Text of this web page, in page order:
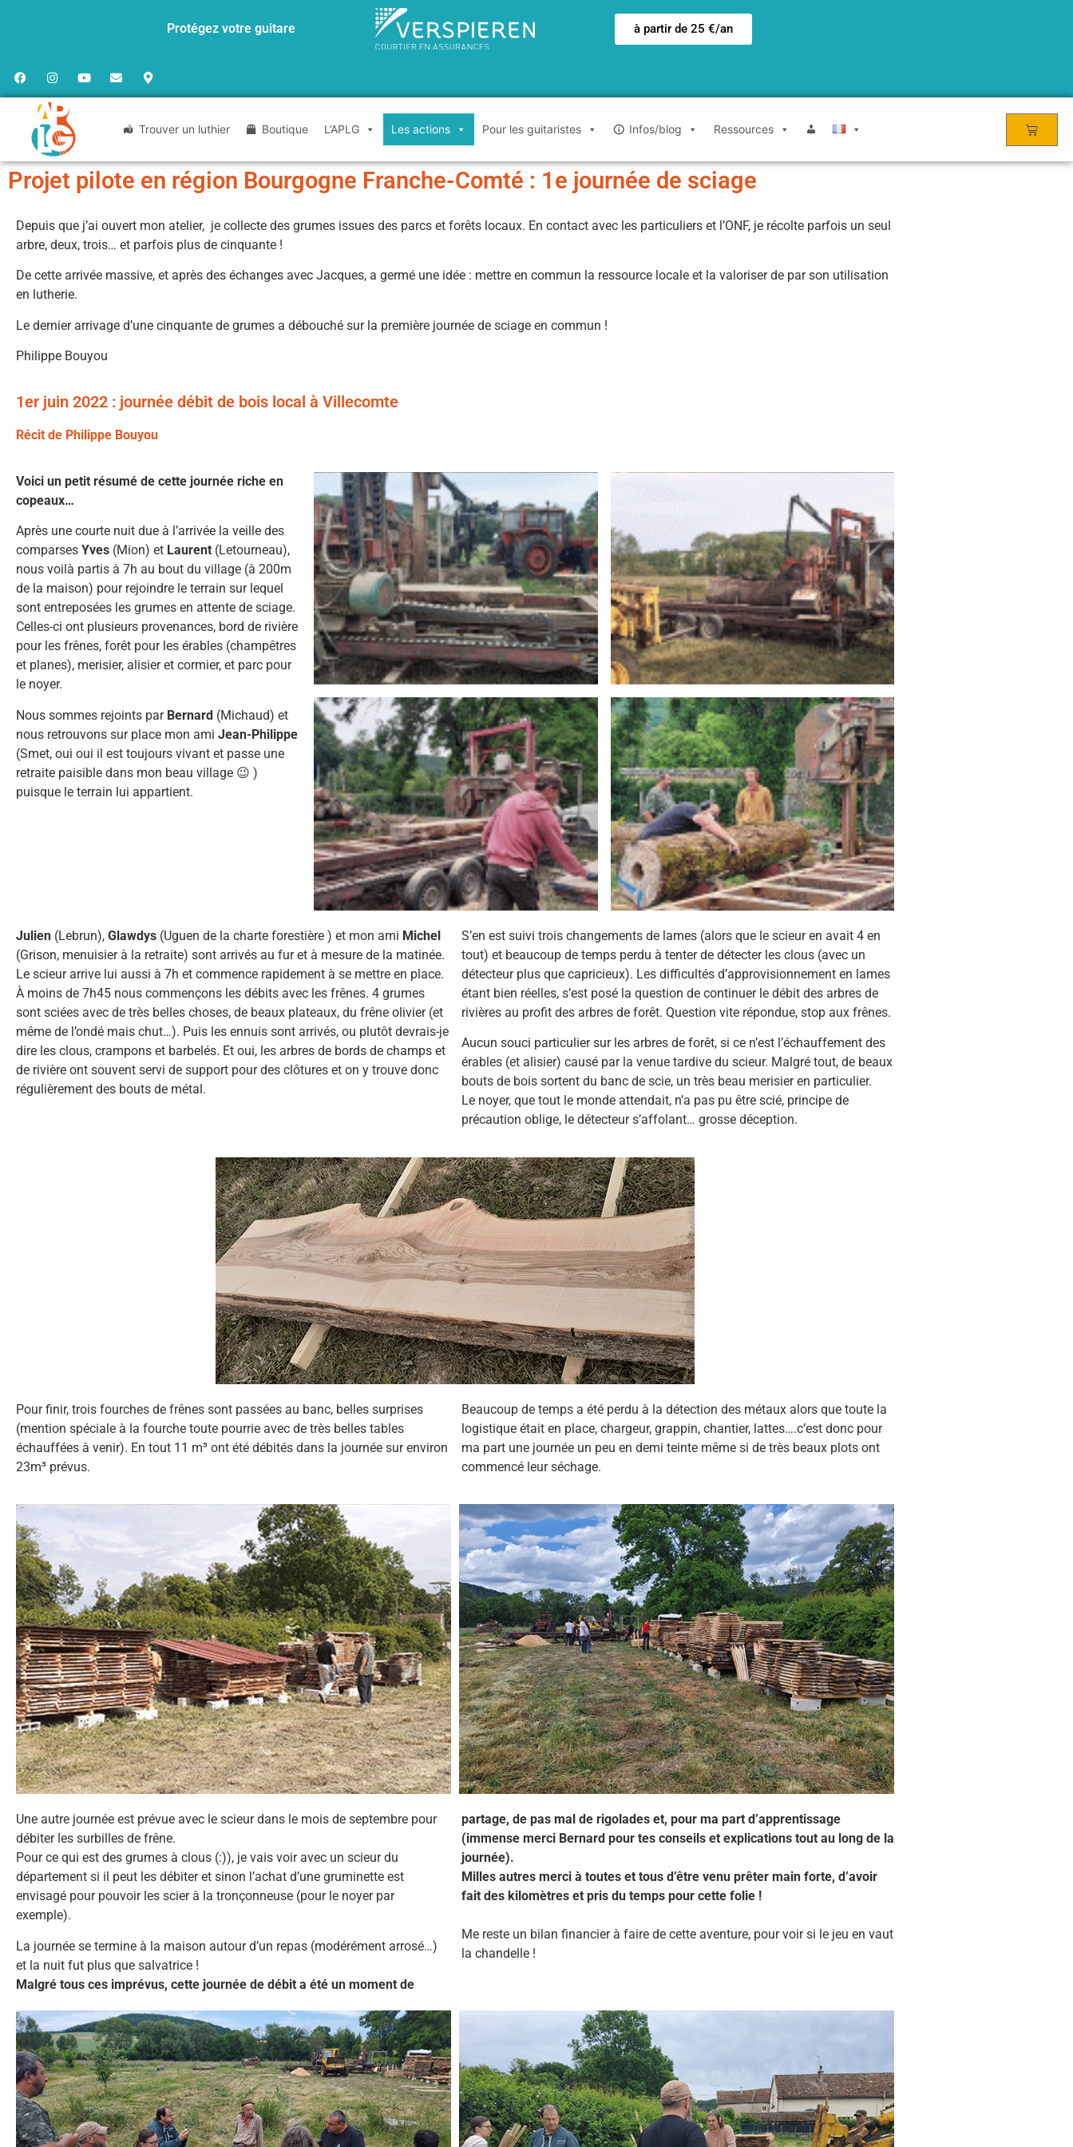
Protégez votre guitare à partir de 25 €/an
Trouver un luthier Boutique L’APLG Les actions Pour les guitaristes Infos/blog Ressources
Projet pilote en région Bourgogne Franche-Comté : 1e journée de sciage
Depuis que j’ai ouvert mon atelier, je collecte des grumes issues des parcs et forêts locaux. En contact avec les particuliers et l’ONF, je récolte parfois un seul
arbre, deux, trois… et parfois plus de cinquante !
De cette arrivée massive, et après des échanges avec Jacques, a germé une idée : mettre en commun la ressource locale et la valoriser de par son utilisation
en lutherie.
Le dernier arrivage d’une cinquante de grumes a débouché sur la première journée de sciage en commun !
Philippe Bouyou
1er juin 2022 : journée débit de bois local à Villecomte
Récit de Philippe Bouyou
Voici un petit résumé de cette journée riche en
copeaux…
Après une courte nuit due à l’arrivée la veille des
comparses Yves (Mion) et Laurent (Letourneau),
nous voilà partis à 7h au bout du village (à 200m
de la maison) pour rejoindre le terrain sur lequel
sont entreposées les grumes en attente de sciage.
Celles-ci ont plusieurs provenances, bord de rivière
pour les frênes, forêt pour les érables (champêtres
et planes), merisier, alisier et cormier, et parc pour
le noyer.
Nous sommes rejoints par Bernard (Michaud) et
nous retrouvons sur place mon ami Jean-Philippe
(Smet, oui oui il est toujours vivant et passe une
retraite paisible dans mon beau village 😉 )
puisque le terrain lui appartient.
Julien (Lebrun), Glawdys (Uguen de la charte forestière ) et mon ami Michel
(Grison, menuisier à la retraite) sont arrivés au fur et à mesure de la matinée.
Le scieur arrive lui aussi à 7h et commence rapidement à se mettre en place.
À moins de 7h45 nous commençons les débits avec les frênes. 4 grumes
sont sciées avec de très belles choses, de beaux plateaux, du frêne olivier (et
même de l’ondé mais chut…). Puis les ennuis sont arrivés, ou plutôt devrais-je
dire les clous, crampons et barbelés. Et oui, les arbres de bords de champs et
de rivière ont souvent servi de support pour des clôtures et on y trouve donc
régulièrement des bouts de métal.
S’en est suivi trois changements de lames (alors que le scieur en avait 4 en
tout) et beaucoup de temps perdu à tenter de détecter les clous (avec un
détecteur plus que capricieux). Les difficultés d’approvisionnement en lames
étant bien réelles, s’est posé la question de continuer le débit des arbres de
rivières au profit des arbres de forêt. Question vite répondue, stop aux frênes.
Aucun souci particulier sur les arbres de forêt, si ce n’est l’échauffement des
érables (et alisier) causé par la venue tardive du scieur. Malgré tout, de beaux
bouts de bois sortent du banc de scie, un très beau merisier en particulier.
Le noyer, que tout le monde attendait, n’a pas pu être scié, principe de
précaution oblige, le détecteur s’affolant… grosse déception.
Pour finir, trois fourches de frênes sont passées au banc, belles surprises
(mention spéciale à la fourche toute pourrie avec de très belles tables
échauffées à venir). En tout 11 m³ ont été débités dans la journée sur environ
23m³ prévus.
Beaucoup de temps a été perdu à la détection des métaux alors que toute la
logistique était en place, chargeur, grappin, chantier, lattes….c’est donc pour
ma part une journée un peu en demi teinte même si de très beaux plots ont
commencé leur séchage.
Une autre journée est prévue avec le scieur dans le mois de septembre pour
débiter les surbilles de frêne.
Pour ce qui est des grumes à clous (:)), je vais voir avec un scieur du
département si il peut les débiter et sinon l’achat d’une gruminette est
envisagé pour pouvoir les scier à la tronçonneuse (pour le noyer par
exemple).
La journée se termine à la maison autour d’un repas (modérément arrosé…)
et la nuit fut plus que salvatrice !
Malgré tous ces imprévus, cette journée de débit a été un moment de
partage, de pas mal de rigolades et, pour ma part d’apprentissage
(immense merci Bernard pour tes conseils et explications tout au long de la
journée).
Milles autres merci à toutes et tous d’être venu prêter main forte, d’avoir
fait des kilomètres et pris du temps pour cette folie !
Me reste un bilan financier à faire de cette aventure, pour voir si le jeu en vaut
la chandelle !